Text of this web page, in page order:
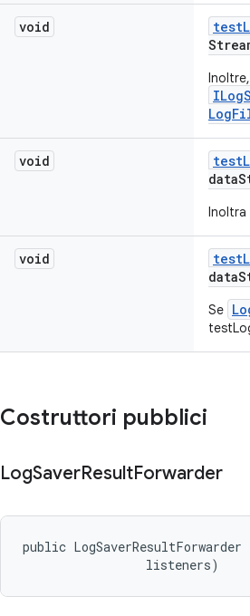
void test
void test
data
Inoltra
void test
data
Se
Costruttori pubblici
LogSaverResultForwarder
public
listeners)